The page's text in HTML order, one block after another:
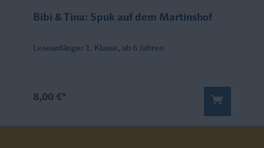
Bibi & Tina: Spuk auf dem Martinshof
Leseanfänger 1. Klasse, ab 6 Jahren
8,00 €*